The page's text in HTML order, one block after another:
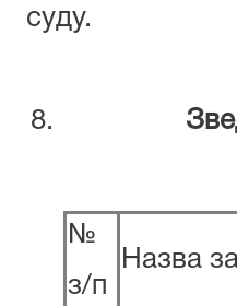
суду.
№
з/п
Назва